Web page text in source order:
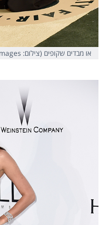
או מבדים שקופים (צילום: Pascal Le Segretain/Getty Images)